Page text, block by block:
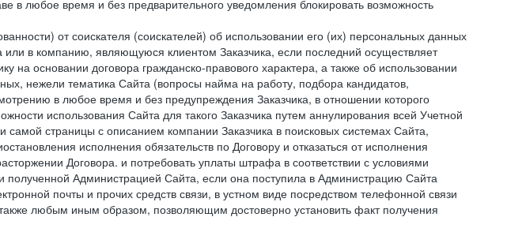
в любое время и без предварительного уведомления блокировать возможность
от соискателя (соискателей) об использовании его (их) персональных данных
в компанию, являющуюся клиентом Заказчика, если последний осуществляет
на основании договора гражданско-правового характера, а также об использовании
нежели тематика Сайта (вопросы найма на работу, подбора кандидатов,
в любое время и без предупреждения Заказчика, в отношении которого
использования Сайта для такого Заказчика путем аннулирования всей Учетной
страницы с описанием компании Заказчика в поисковых системах Сайта,
исполнения обязательств по Договору и отказаться от исполнения
Договора. и потребовать уплаты штрафа в соответствии с условиями
Администрацией Сайта, если она поступила в Администрацию Сайта
почты и прочих средств связи, в устном виде посредством телефонной связи
любым иным образом, позволяющим достоверно установить факт получения